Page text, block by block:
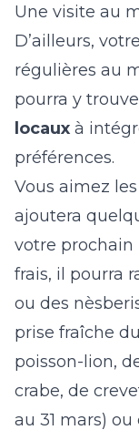
Une visite au
D’ailleurs,
régulières au
pourra y
locaux à
préférences.
Vous aimez
ajoutera
votre prochain
frais, il pourra
ou des
prise fraîche
poisson-lion,
crabe, de
au 31 mars)